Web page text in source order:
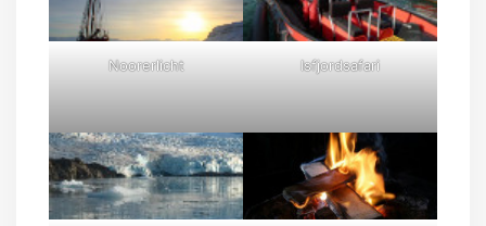
Noorerlicht Isfjordsafari